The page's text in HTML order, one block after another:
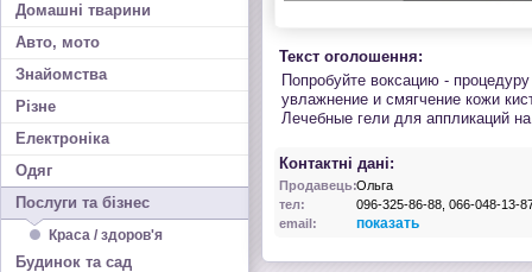
Домашні тварини
Авто, мото
Знайомства
Різне
Електроніка
Одяг
Послуги та бізнес
Краса / здоров'я
Будинок та сад
Текст оголошення:
Попробуйте воксацию -
увлажнение и смягчение кожи
Лечебные гели для аппликаций
Контактні дані:
Продавець:Ольга
тел:
096-325-86-88, 066-048-13-
email:
показать